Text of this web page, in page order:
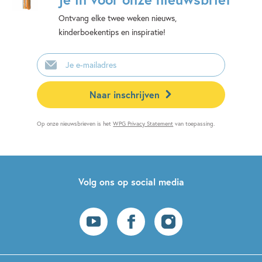
Ontvang elke twee weken nieuws,
kinderboekentips en inspiratie!
E-
mailadres
Naar inschrijven
Op onze nieuwsbrieven is hetWPG Privacy Statement van toepassing.
Volg ons op social media